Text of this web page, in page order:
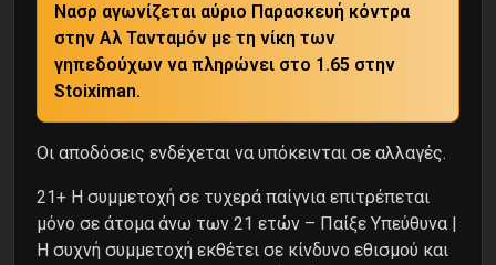
Νασρ αγωνίζεται αύριο Παρασκευή κόντρα
στην Αλ Τανταμόν με τη νίκη των
γηπεδούχων να πληρώνει στο 1.65 στην
Stoiximan.
Oι αποδόσεις ενδέχεται να υπόκεινται σε αλλαγές.
21+ Η συμμετοχή σε τυχερά παίγνια επιτρέπεται
μόνο σε άτομα άνω των 21 ετών – Παίξε Υπεύθυνα |
Η συχνή συμμετοχή εκθέτει σε κίνδυνο εθισμού και